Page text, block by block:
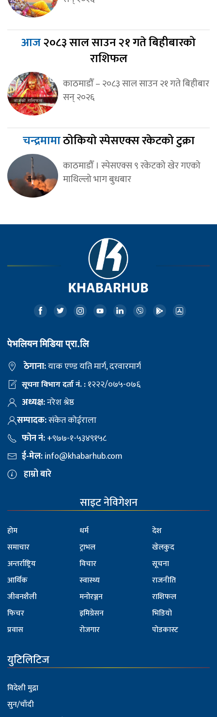
आज२०८३ साल साउन २१ गते बिहीबारको
राशिफल
काठमाडौँ – २०८३ साल साउन २१ गते बिहीबार
सन् २०२६
चन्द्रमामाठोकियो स्पेसएक्स रकेटको टुक्रा
काठमाडौँ । स्पेसएक्स ९ रकेटको खेर गएको
माथिल्लो भाग बुधबार
पेभलियन मिडिया प्रा.लि
ठेगाना:याक एण्ड यति मार्ग, दरवारमार्ग
सूचना विभाग दर्ता नं. :१२२२/०७५-०७६
अध्यक्ष:नरेश श्रेष्ठ
सम्पादक:संकेत कोईराला
फोन नं:+९७७-१-५३४९१५८
ई-मेल:info@khabarhub.com
हाम्रो बारे
साइट नेविगेशन
होम
समाचार
अन्तर्राष्ट्रिय
आर्थिक
जीवनशैली
फिचर
प्रवास
धर्म
ट्राभल
विचार
स्वास्थ्य
मनोरञ्जन
इमिग्रेसन
रोजगार
देश
खेलकुद
सूचना
राजनीति
राशिफल
भिडियो
पोडकास्ट
युटिलिटिज
विदेशी मुद्रा
सुन/चाँदी